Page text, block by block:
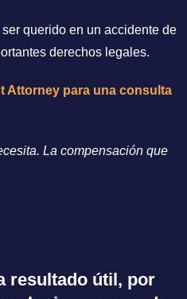
querido en un accidente de
derechos legales.
Attorney para una consulta
La compensación que
resultado útil, por